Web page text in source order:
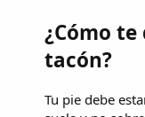
¿Cómo
tacón?
Tu pie debe